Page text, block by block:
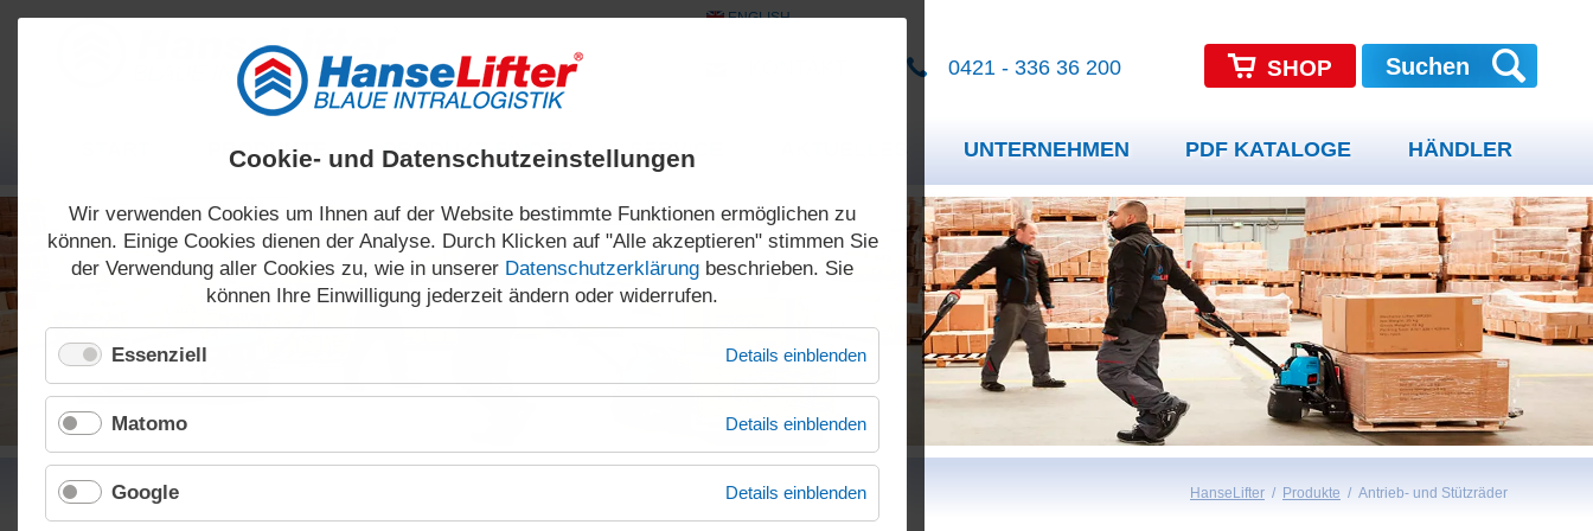
Cookie- und Datenschutzeinstellungen
Wir verwenden Cookies um Ihnen auf der Website bestimmte Funktionen ermöglichen zu
können. Einige Cookies dienen der Analyse. Durch Klicken auf "Alle akzeptieren" stimmen Sie
der Verwendung aller Cookies zu, wie in unserer Datenschutzerklärung beschrieben. Sie
können Ihre Einwilligung jederzeit ändern oder widerrufen.
Essenziell Details einblenden
Matomo Details einblenden
Google Details einblenden
ENGLISH
0421 - 336 36 200 SHOP Suchen
PRODUKTE
Elektrohubwagen Hochhubwagen Hubwagen Waagehubwagen
Scherenhubwagen Stationäre Hubtische Mobile Hubtischwagen Fasshandling
PRODUKT-FINDER SERVICE
Mietstapler
Gebrauchtstapler
Ersatzteilservice
Technischer Support
Technische Schulungen
Ausbildung zum Staplerfahrer
UNTERNEHMEN
Über uns
Die Marke
Menschen
Philosophie
Qualität
Sicherheit & Ergonomie
PDF KATALOGE HÄNDLER
Händler Login
Händler Registrierung
Videoportal
FAQ
Kontaktformular
HanseLifter Produkte Antrieb- und Stützräder